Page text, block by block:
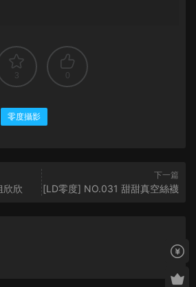
3 0
零度攝影
欣欣
下一篇
[LD零度] NO.031 甜甜真空絲襪